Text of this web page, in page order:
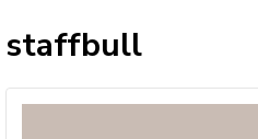
staffbull